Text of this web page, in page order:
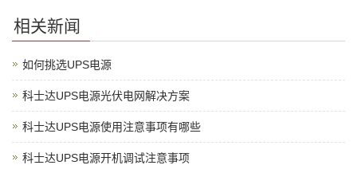
相关新闻
如何挑选UPS电源
科士达UPS电源光伏电网解决方案
科士达UPS电源使用注意事项有哪些
科士达UPS电源开机调试注意事项